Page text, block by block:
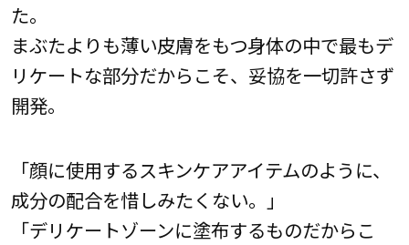
た。
まぶたよりも薄い皮膚をもつ身体の中で最もデ
リケートな部分だからこそ、妥協を一切許さず
開発。
「顔に使用するスキンケアアイテムのように、
成分の配合を惜しみたくない。」
「デリケートゾーンに塗布するものだからこ